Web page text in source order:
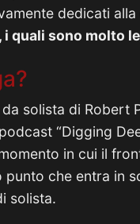
dedicati
, i quali sono molto
solista di Robert
“Digging
in cui il
che entra in
solista.